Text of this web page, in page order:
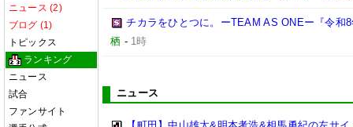
ニュース (2)
ブログ (1)
トピックス
ランキング
ニュース
試合
ファンサイト
チカラをひとつに。ーTEAM AS ONEー『令和
栖 - 1時
ニュース